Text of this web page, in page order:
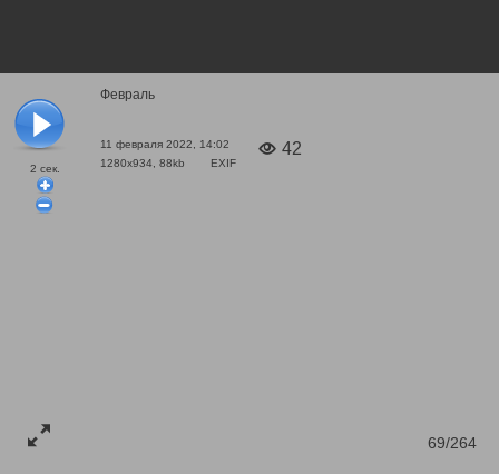
2 сек.
Февраль
11 февраля 2022, 14:02
1280x934, 88kb
EXIF
42
69/264